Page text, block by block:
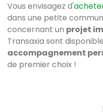
Vous envisagez d'
dans une petite
concernant un projet
Transaxia sont
accompagnement
de premier choix !